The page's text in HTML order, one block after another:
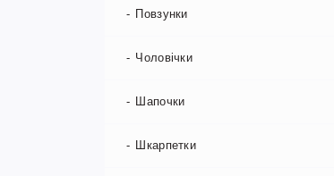
Повзунки
Чоловічки
Шапочки
Шкарпетки